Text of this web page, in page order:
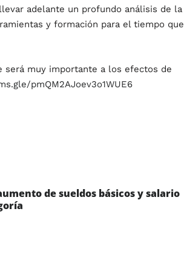
adelante un profundo análisis de la
y formación para el tiempo que
será muy importante a los efectos de
pmQM2AJoev3o1WUE6
de sueldos básicos y salario